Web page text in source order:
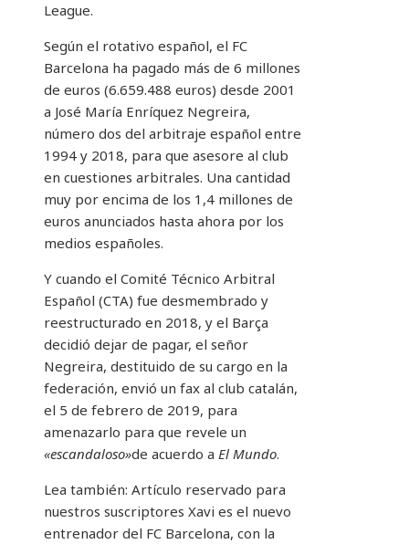
League.
Según el rotativo español, el FC
Barcelona ha pagado más de 6 millones
de euros (6.659.488 euros) desde 2001
a José María Enríquez Negreira,
número dos del arbitraje español entre
1994 y 2018, para que asesore al club
en cuestiones arbitrales. Una cantidad
muy por encima de los 1,4 millones de
euros anunciados hasta ahora por los
medios españoles.
Y cuando el Comité Técnico Arbitral
Español (CTA) fue desmembrado y
reestructurado en 2018, y el Barça
decidió dejar de pagar, el señor
Negreira, destituido de su cargo en la
federación, envió un fax al club catalán,
el 5 de febrero de 2019, para
amenazarlo para que revele un
«escandaloso»de acuerdo a El Mundo.
Lea también: Artículo reservado para
nuestros suscriptores Xavi es el nuevo
entrenador del FC Barcelona, ​​con la